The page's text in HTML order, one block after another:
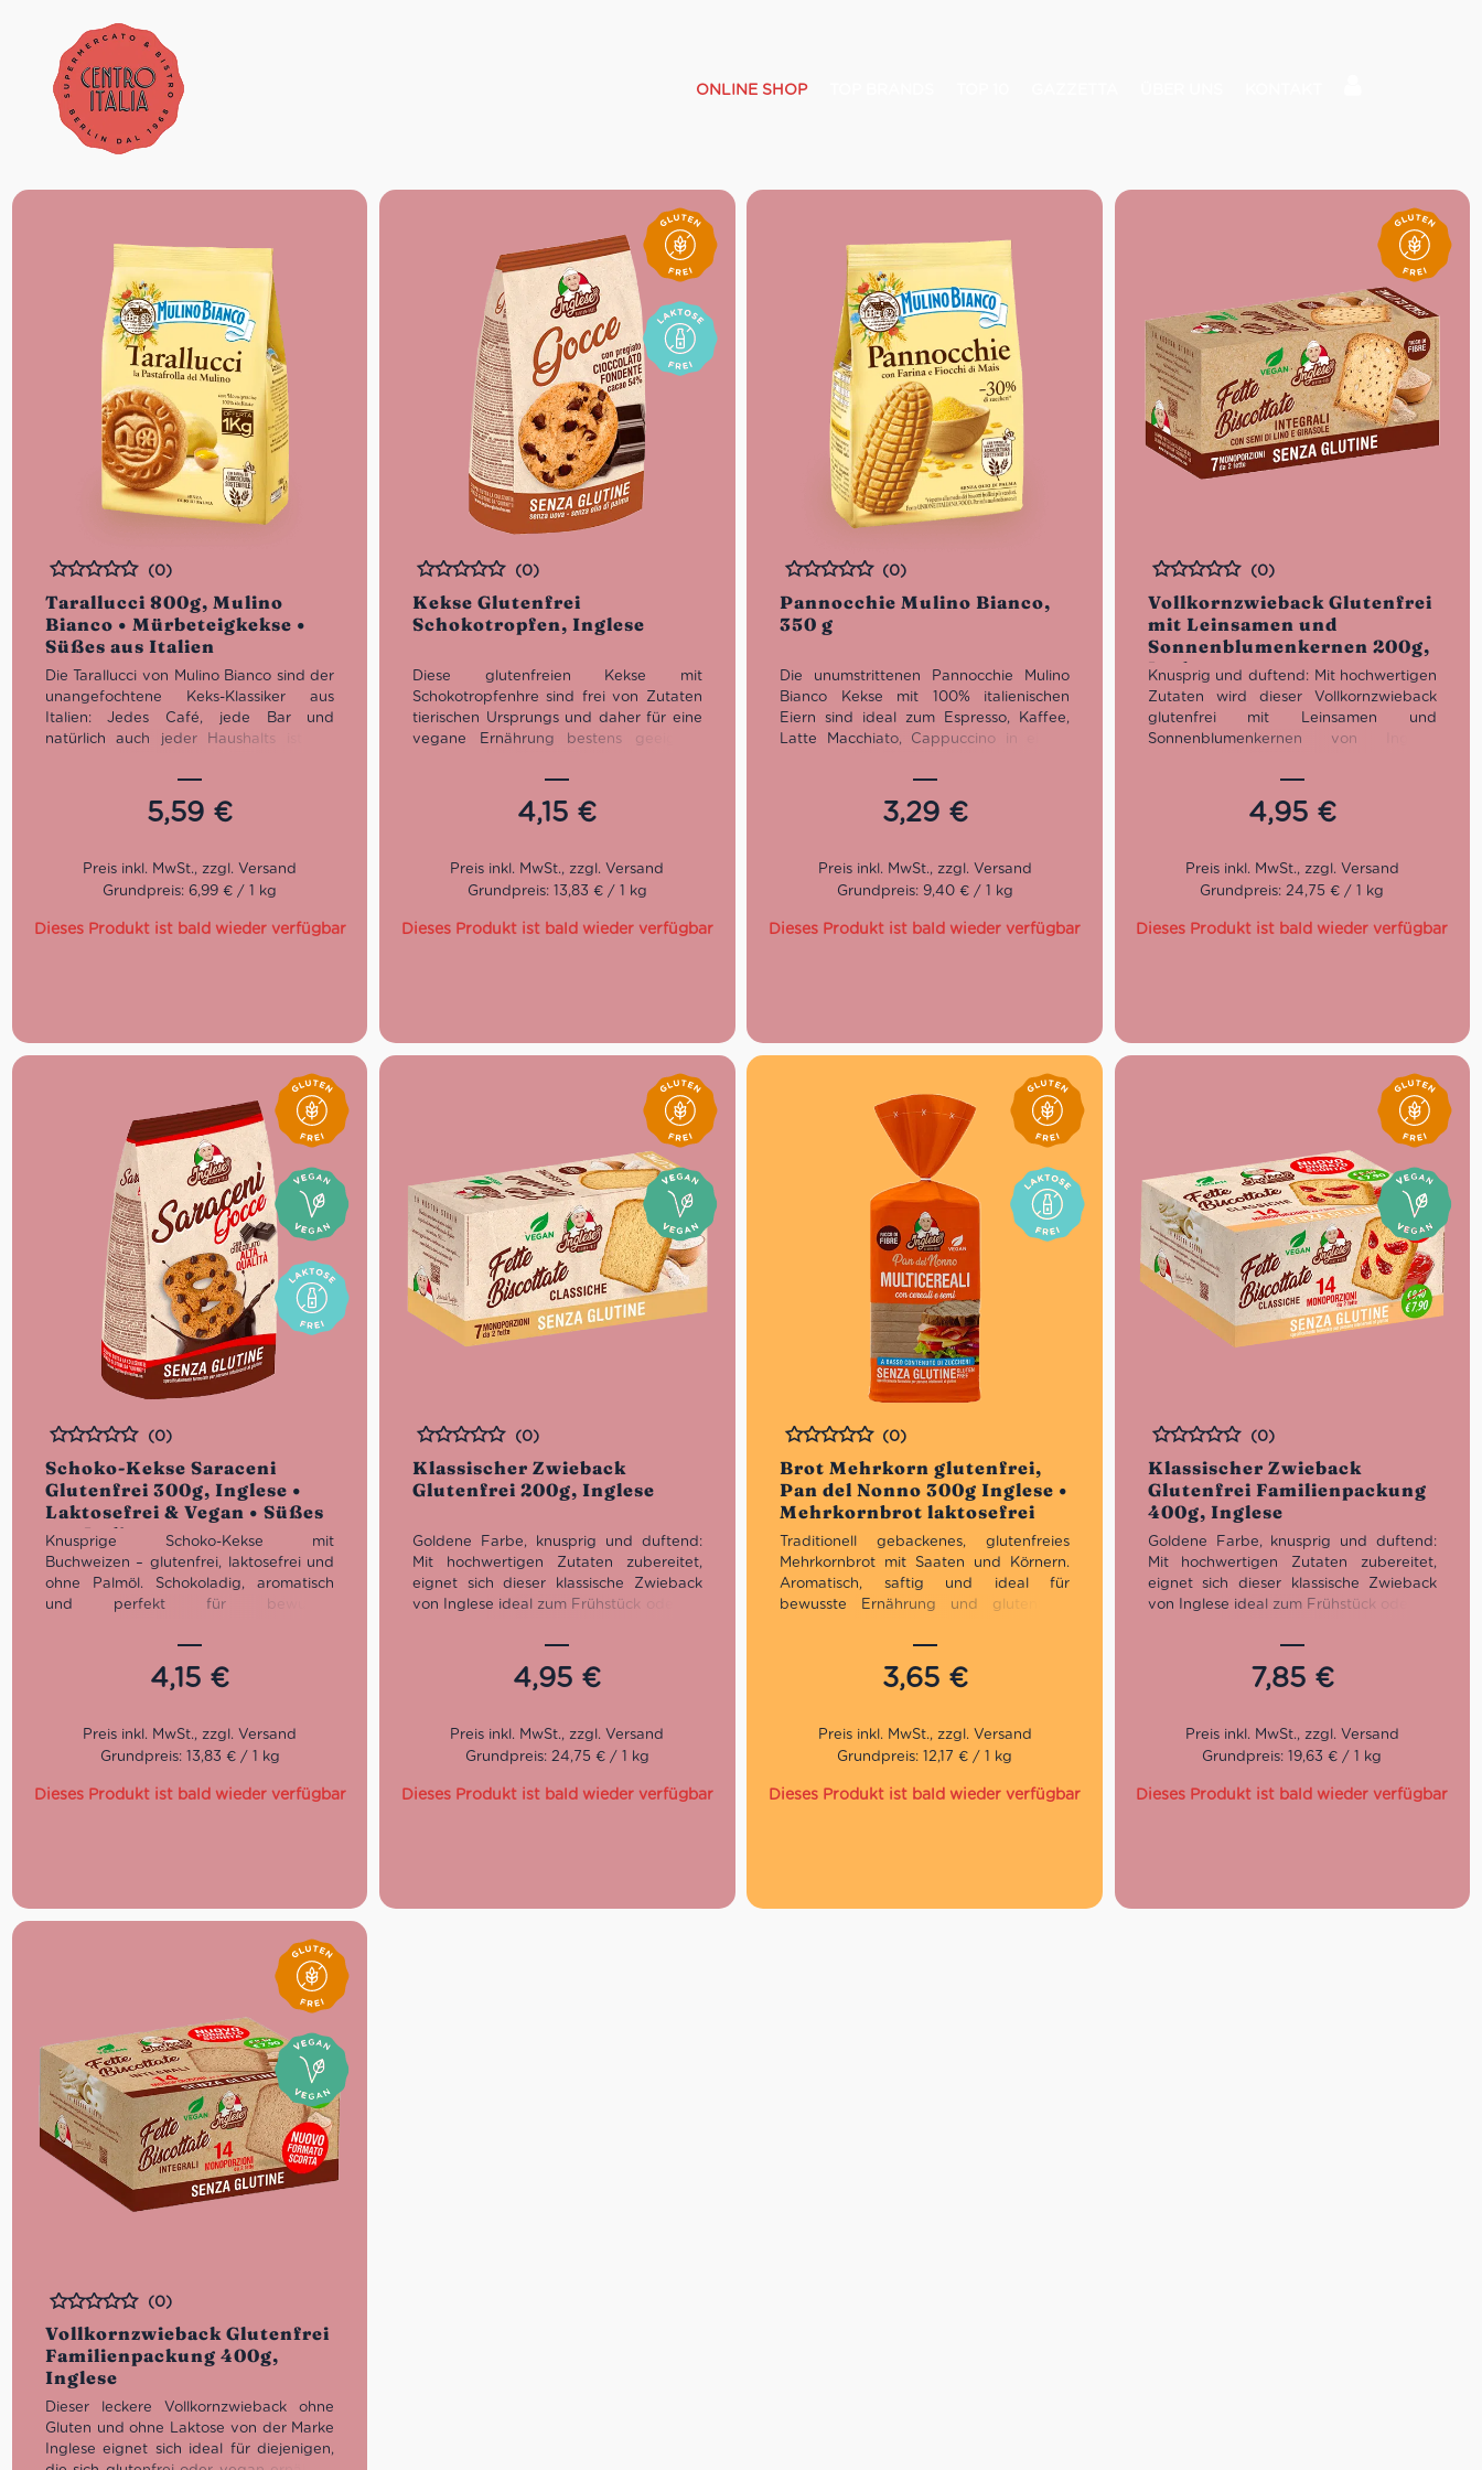
ONLINE SHOP
Tarallucci 800g, Mulino
Bianco • Mürbeteigkekse •
Süßes aus Italien
Bewertet
(0)
Die Tarallucci von Mulino Bianco sind der
unangefochtene Keks-Klassiker aus
Italien: Jedes Café, jede Bar und
natürlich auch jeder Haushalts ist mit
ist entweder noch ungeöffnet oder
bereits leer. Einen halben Zustand gibt
es nicht, denn diese Kekse werden
durch ihren schokoladig-nussigen
Geschmack und eignen sich ideal zum
kleines Gebäck für zwischendurch.
5,59 €
Grundpreis: 6,99 € / 1 kg
Dieses Produkt ist bald wieder verfügbar
Kekse Glutenfrei
Schokotropfen, Inglese
Bewertet
(0)
Diese glutenfreien Kekse mit
Schokotropfenhre sind frei von Zutaten
tierischen Ursprungs und daher für eine
vegane Ernährung bestens geeignet.
Laktose, Eiern, Soja, Palmöl und Lupinen
hergestellt, um den Bedürfnissen von
eine glutenfreie Ernährung und
vergessen, verwendet Inglese
Sonnenblumenlecithin als Emulgator,
4,15 €
Grundpreis: 13,83 € / 1 kg
Dieses Produkt ist bald wieder verfügbar
Pannocchie Mulino Bianco,
350 g
Bewertet
(0)
Die unumstrittenen Pannocchie Mulino
Bianco Kekse mit 100% italienischen
Eiern sind ideal zum Espresso, Kaffee,
Latte Macchiato, Cappuccino in einem
kleines Gebäck für zwischendurch.
3,29 €
Grundpreis: 9,40 € / 1 kg
Dieses Produkt ist bald wieder verfügbar
Vollkornzwieback Glutenfrei
mit Leinsamen und
Sonnenblumenkernen 200g,
Inglese
Bewertet
(0)
Knusprig und duftend: Mit hochwertigen
Zutaten wird dieser Vollkornzwieback
glutenfrei mit Leinsamen und
Sonnenblumenkernen von Inglese
Frühstück, da er reich an Ballaststoffen
ist und wenig Zucker beinhaltet.
4,95 €
Grundpreis: 24,75 € / 1 kg
Dieses Produkt ist bald wieder verfügbar
Schoko-Kekse Saraceni
Glutenfrei 300g, Inglese •
Laktosefrei & Vegan • Süßes
aus Italien
Bewertet
(0)
Knusprige Schoko-Kekse mit
Buchweizen – glutenfrei, laktosefrei und
ohne Palmöl. Schokoladig, aromatisch
und perfekt für bewusste
Eigenschaften auf
Produktart:Glutenfreies Feingebäck /
Füllmenge: 300g
Besonderheiten: Ohne Palmöl, knusprig
4,15 €
Grundpreis: 13,83 € / 1 kg
Dieses Produkt ist bald wieder verfügbar
Klassischer Zwieback
Glutenfrei 200g, Inglese
Bewertet
(0)
Goldene Farbe, knusprig und duftend:
Mit hochwertigen Zutaten zubereitet,
eignet sich dieser klassische Zwieback
von Inglese ideal zum Frühstück oder als
„englischen” Kekscheiben mit nativem
Olivenöl extra enthalten den ganzen
Geschmack der Tradition. Verpackt in
Scheiben.
4,95 €
Grundpreis: 24,75 € / 1 kg
Dieses Produkt ist bald wieder verfügbar
Brot Mehrkorn glutenfrei,
Pan del Nonno 300g Inglese •
Mehrkornbrot laktosefrei
Bewertet
(0)
Traditionell gebackenes, glutenfreies
Mehrkornbrot mit Saaten und Körnern.
Aromatisch, saftig und ideal für
bewusste Ernährung und glutenfreie
Eigenschaften:
Glutenfreies Mehrkornbrot
Besonderheiten:Glutenfrei, laktosefrei,
ohne Palmöl
vorgeschnitten
3,65 €
Grundpreis: 12,17 € / 1 kg
Dieses Produkt ist bald wieder verfügbar
Klassischer Zwieback
Glutenfrei Familienpackung
400g, Inglese
Bewertet
(0)
Goldene Farbe, knusprig und duftend:
Mit hochwertigen Zutaten zubereitet,
eignet sich dieser klassische Zwieback
von Inglese ideal zum Frühstück oder als
„englischen” Kekscheiben mit nativem
Olivenöl extra enthalten den ganzen
Geschmack der Tradition. Verpackt in 14
Scheiben – perfekt für die ganze
7,85 €
Grundpreis: 19,63 € / 1 kg
Dieses Produkt ist bald wieder verfügbar
Vollkornzwieback Glutenfrei
Familienpackung 400g,
Inglese
Bewertet
(0)
Dieser leckere Vollkornzwieback ohne
Gluten und ohne Laktose von der Marke
Inglese eignet sich ideal für diejenigen,